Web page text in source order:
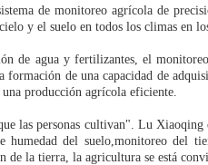
de monitoreo agrícola de
y el suelo en todos los climas en los
de agua y fertilizantes, el
de una capacidad de
producción agrícola eficiente.
las personas cultivan". Lu
del suelo,monitoreo del
de la tierra, la agricultura se está